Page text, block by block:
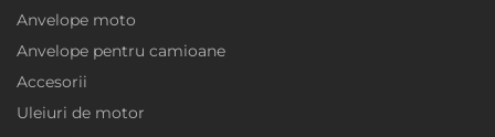
Anvelope moto
Anvelope pentru camioane
Accesorii
Uleiuri de motor